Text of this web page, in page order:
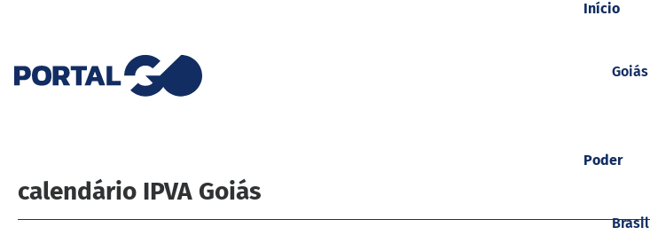
Goiás
Brasil
Início
Poder
calendário IPVA Goiás